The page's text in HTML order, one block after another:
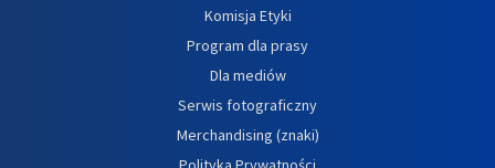
Komisja Etyki
Program dla prasy
Dla mediów
Serwis fotograficzny
Merchandising (znaki)